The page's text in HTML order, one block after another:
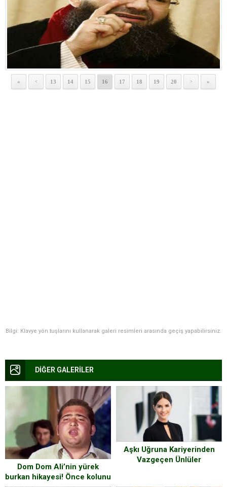
« < 13 14 15 16 17 18 19 20 > »
Bilgi: Klavye yön tuşlarını kullanarak galeri resimleri arasında geçiş yapabilirsiniz.
DİĞER GALERİLER
Dom Dom Ali’nin yürek
burkan hikayesi! Önce kolunu
Aşkı Uğruna Kariyerinden
Vazgeçen Ünlüler